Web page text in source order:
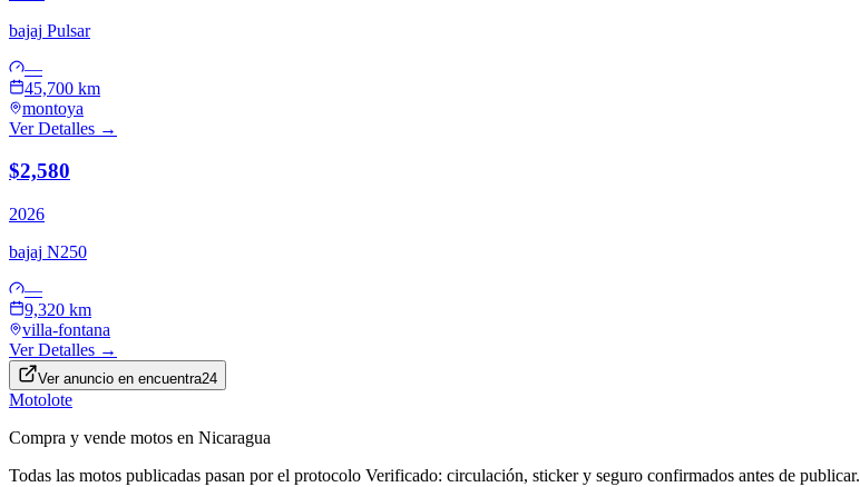
bajaj Pulsar
—
45,700 km
montoya
Ver Detalles →
$2,580
2026
bajaj N250
—
9,320 km
villa-fontana
Ver Detalles →
Ver anuncio en encuentra24
Motolote
Compra y vende motos en Nicaragua
Todas las motos publicadas pasan por el protocolo Verificado: circulación, sticker y seguro confirmados antes de publicar.